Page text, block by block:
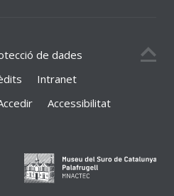
de dades
Intranet
Accessibilitat